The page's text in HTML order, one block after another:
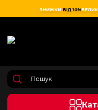
ЗНИЖКИ ВІД 10%